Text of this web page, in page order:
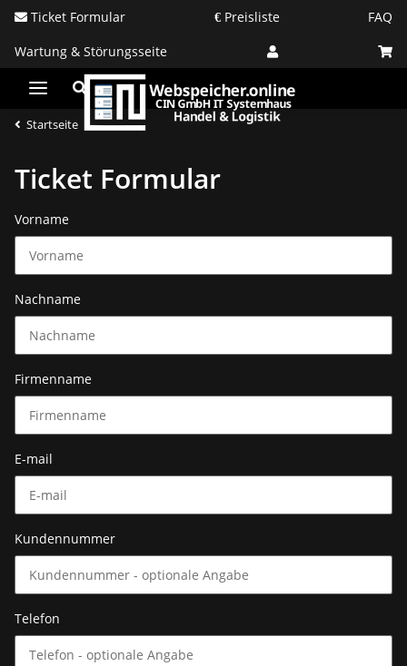
Ticket Formular Preisliste
FAQ
Wartung & Störungsseite
Startseite
Ticket Formular
Vorname
Nachname
Firmenname
E-mail
Kundennummer
Telefon